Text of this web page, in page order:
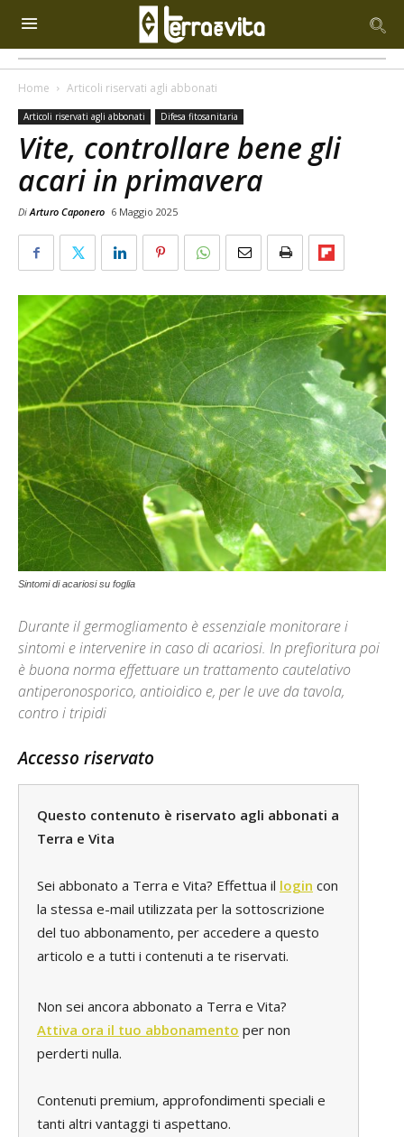
Home Articoli riservati agli abbonati
Articoli riservati agli abbonati Difesa fitosanitaria
Vite, controllare bene gli
acari in primavera
DiArturo Caponero 6 Maggio 2025
Sintomi di acariosi su foglia
Durante il germogliamento è essenziale monitorare i
sintomi e intervenire in caso di acariosi. In prefioritura poi
è buona norma effettuare un trattamento cautelativo
antiperonosporico, antioidico e, per le uve da tavola,
contro i tripidi
Accesso riservato
Questo contenuto è riservato agli abbonati a
Terra e Vita
Sei abbonato a Terra e Vita? Effettua il login con
la stessa e-mail utilizzata per la sottoscrizione
del tuo abbonamento, per accedere a questo
articolo e a tutti i contenuti a te riservati.
Non sei ancora abbonato a Terra e Vita?
Attiva ora il tuo abbonamento per non
perderti nulla.
Contenuti premium, approfondimenti speciali e
tanti altri vantaggi ti aspettano.